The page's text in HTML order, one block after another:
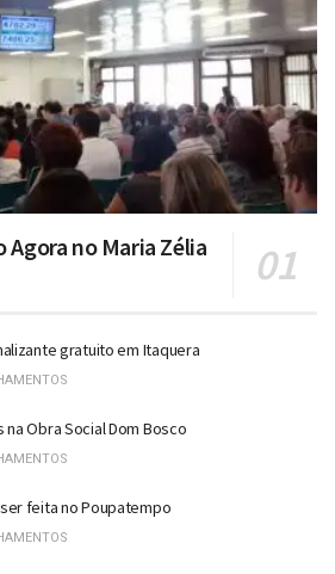
no Maria Zélia
gratuito em Itaquera
Obra Social Dom Bosco
feita no Poupatempo